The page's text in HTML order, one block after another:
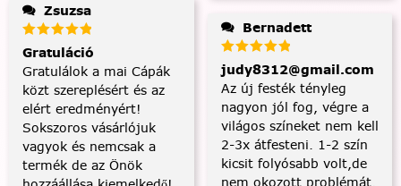
Zsuzsa
Gratuláció
Gratulálok a mai Cápák
közt szereplésért és az
elért eredményért!
Sokszoros vásárlójuk
vagyok és nemcsak a
termék de az Önök
Bernadett
judy8312@gmail.com
Az új festék tényleg
nagyon jól fog, végre a
világos színeket nem kell
2-3x átfesteni. 1-2 szín
kicsit folyósabb volt,de
nem okozott problémát.